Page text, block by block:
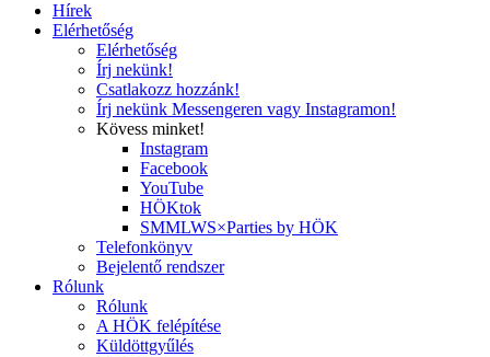
Hírek
Elérhetőség
Elérhetőség
Írj nekünk!
Csatlakozz hozzánk!
Írj nekünk Messengeren vagy Instagramon!
Kövess minket!
Instagram
Facebook
YouTube
HÖKtok
SMMLWS×Parties by HÖK
Telefonkönyv
Bejelentő rendszer
Rólunk
Rólunk
A HÖK felépítése
Küldöttgyűlés